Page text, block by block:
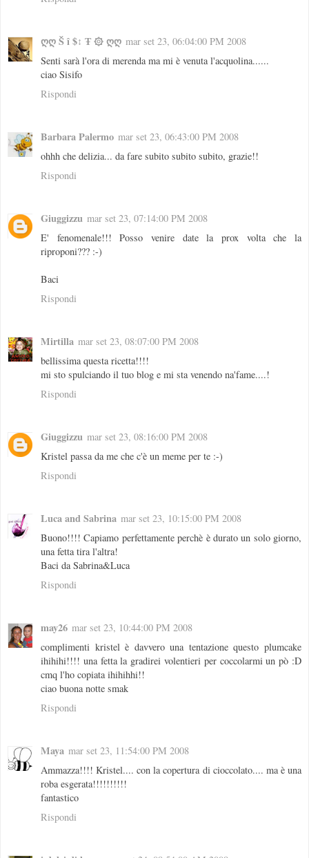
ღღ Š î $↕ Ŧ ۞ ღღ mar set 23, 06:04:00 PM 2008
Senti sarà l'ora di merenda ma mi è venuta l'acquolina......
ciao Sisifo
Rispondi
Barbara Palermo mar set 23, 06:43:00 PM 2008
ohhh che delizia... da fare subito subito subito, grazie!!
Rispondi
Giuggizzu mar set 23, 07:14:00 PM 2008
E' fenomenale!!! Posso venire date la prox volta che la
riproponi??? :-)
Baci
Rispondi
Mirtilla mar set 23, 08:07:00 PM 2008
bellissima questa ricetta!!!!
mi sto spulciando il tuo blog e mi sta venendo na'fame....!
Rispondi
Giuggizzu mar set 23, 08:16:00 PM 2008
Kristel passa da me che c'è un meme per te :-)
Rispondi
Luca and Sabrina mar set 23, 10:15:00 PM 2008
Buono!!!! Capiamo perfettamente perchè è durato un solo giorno,
una fetta tira l'altra!
Baci da Sabrina&Luca
Rispondi
may26 mar set 23, 10:44:00 PM 2008
complimenti kristel è davvero una tentazione questo plumcake
ihihihi!!!! una fetta la gradirei volentieri per coccolarmi un pò :D
cmq l'ho copiata ihihihhi!!
ciao buona notte smak
Rispondi
Maya mar set 23, 11:54:00 PM 2008
Ammazza!!!! Kristel.... con la copertura di cioccolato.... ma è una
roba esgerata!!!!!!!!!!
fantastico
Rispondi